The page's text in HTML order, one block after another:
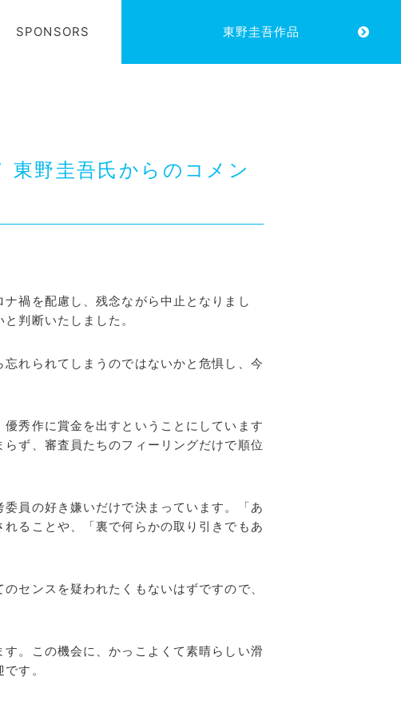
SPONSORS 東野圭吾作品
東野圭吾氏からのコメン
禍を配慮し、残念ながら中止となりまし
判断いたしました。
れられてしまうのではないかと危惧し、今
秀作に賞金を出すということにしています
ず、審査員たちのフィーリングだけで順位
員の好き嫌いだけで決まっています。「あ
ることや、「裏で何らかの取り引きでもあ
センスを疑われたくもないはずですので、
。この機会に、かっこよくて素晴らしい滑
す。